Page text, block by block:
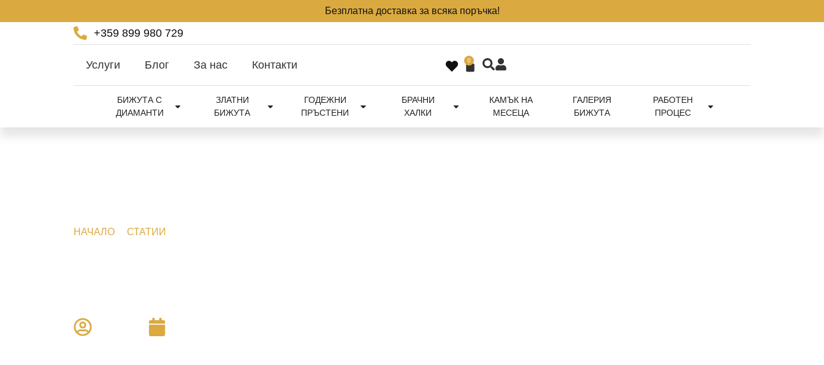
Безплатна доставка за всяка поръчка!
+359 899 980 729
Услуги Блог За нас Контакти 0
БИЖУТА С
ДИАМАНТИ
ЗЛАТНИ
БИЖУТА
ГОДЕЖНИ
ПРЪСТЕНИ
БРАЧНИ
ХАЛКИ
КАМЪК НА
МЕСЕЦА
ГАЛЕРИЯ
БИЖУТА
РАБОТЕН
ПРОЦЕС
НАЧАЛО СТАТИИ